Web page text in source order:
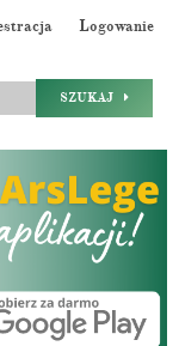
Logowanie
SZUKAJ